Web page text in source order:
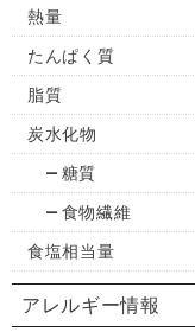
熱量
たんぱく質
脂質
炭水化物
糖質
食物繊維
食塩相当量
アレルギー情報